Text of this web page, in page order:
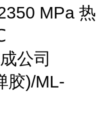
MPa 热
公司
胶)/ML-